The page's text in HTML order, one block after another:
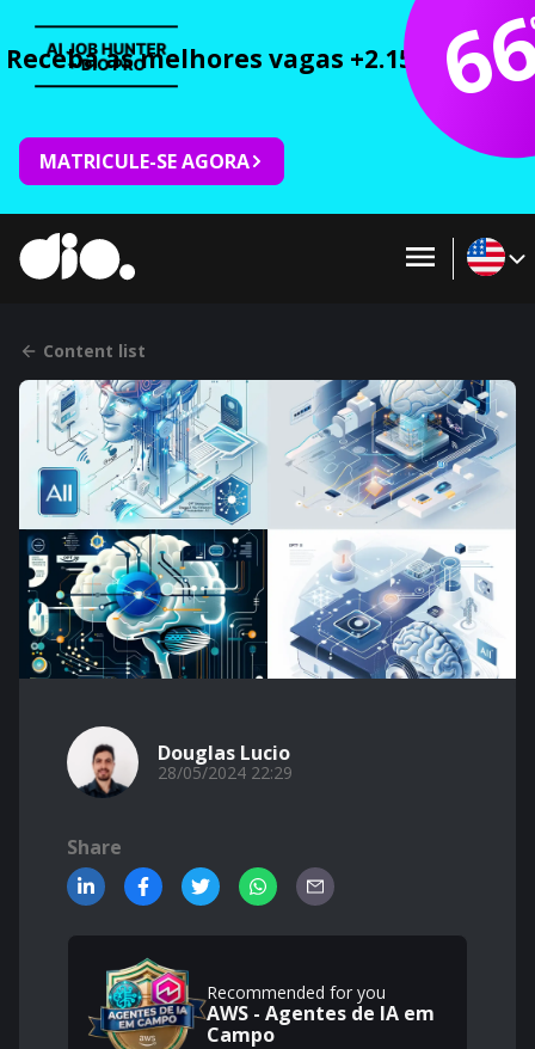
Receba as melhores vagas +2.150 cursos
MATRICULE-SE AGORA
Content list
Douglas Lucio
28/05/2024 22:29
Share
Recommended for you
AWS - Agentes de IA em
Campo